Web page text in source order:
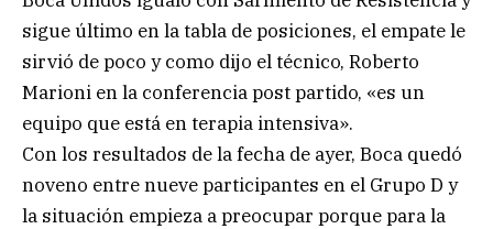
sigue último en la tabla de posiciones, el empate le
sirvió de poco y como dijo el técnico, Roberto
Marioni en la conferencia post partido, «es un
equipo que está en terapia intensiva».
Con los resultados de la fecha de ayer, Boca quedó
noveno entre nueve participantes en el Grupo D y
la situación empieza a preocupar porque para la